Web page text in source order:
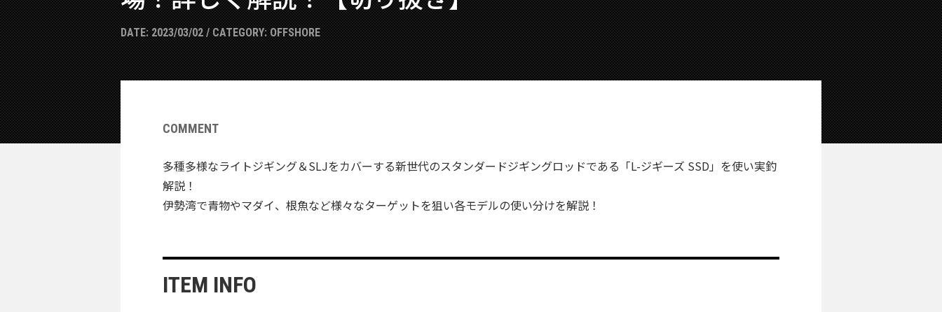
DATE:2023/03/02/ CATEGORY:OFFSHORE
COMMENT
多種多様なライトジギング＆SLJをカバーする新世代のスタンダードジギングロッドである「L-ジギーズ SSD」を使い実釣
解説！
伊勢湾で青物やマダイ、根魚など様々なターゲットを狙い各モデルの使い分けを解説！
ITEM INFO